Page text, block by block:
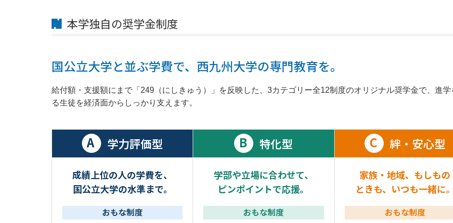
本学独自の奨学金制度
国公立大学と並ぶ学費で、西九州大学の専門教育を。
給付額・支援額にまで「249（にしきゅう）」を反映した、3カテゴリー全12制度のオリジナル奨学金で、進学
る生徒を経済面からしっかり支えます。
学力評価型
成績上位の人の学費を、
国公立大学の水準まで。
おもな制度
特化型
学部や立場に合わせて、
ピンポイントで応援。
おもな制度
絆・安心型
家族・地域、もしもの
ときも、いつも一緒に
おもな制度